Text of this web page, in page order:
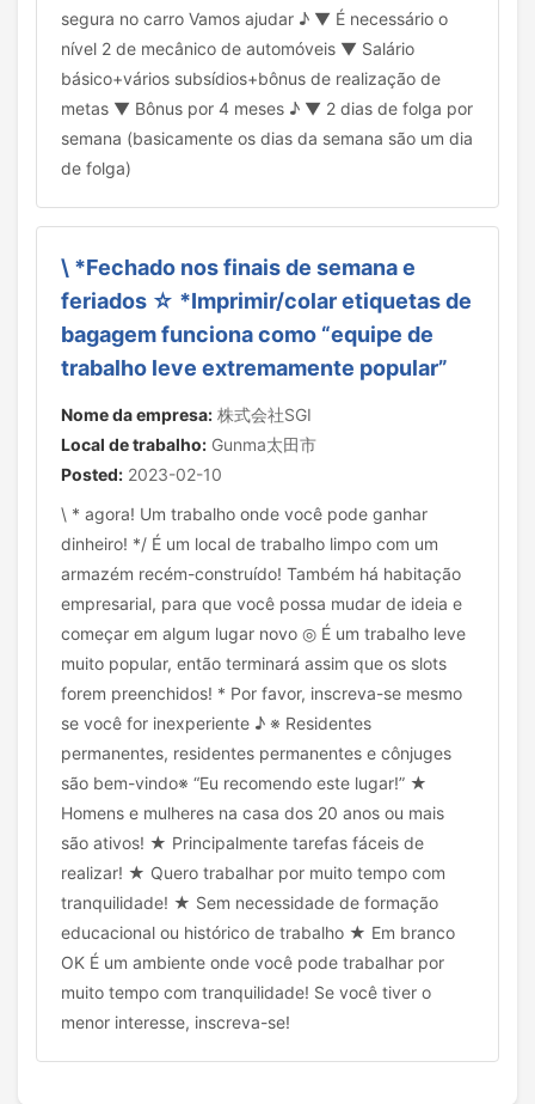
segura no carro Vamos ajudar ♪ ▼ É necessário o
nível 2 de mecânico de automóveis ▼ Salário
básico+vários subsídios+bônus de realização de
metas ▼ Bônus por 4 meses ♪ ▼ 2 dias de folga por
semana (basicamente os dias da semana são um dia
de folga)
\ *Fechado nos finais de semana e
feriados ☆ *Imprimir/colar etiquetas de
bagagem funciona como “equipe de
trabalho leve extremamente popular”
Nome da empresa: 株式会社SGI
Local de trabalho: Gunma太田市
Posted: 2023-02-10
\ * agora! Um trabalho onde você pode ganhar
dinheiro! */ É um local de trabalho limpo com um
armazém recém-construído! Também há habitação
empresarial, para que você possa mudar de ideia e
começar em algum lugar novo ◎ É um trabalho leve
muito popular, então terminará assim que os slots
forem preenchidos! * Por favor, inscreva-se mesmo
se você for inexperiente ♪ ※ Residentes
permanentes, residentes permanentes e cônjuges
são bem-vindo※ “Eu recomendo este lugar!” ★
Homens e mulheres na casa dos 20 anos ou mais
são ativos! ★ Principalmente tarefas fáceis de
realizar! ★ Quero trabalhar por muito tempo com
tranquilidade! ★ Sem necessidade de formação
educacional ou histórico de trabalho ★ Em branco
OK É um ambiente onde você pode trabalhar por
muito tempo com tranquilidade! Se você tiver o
menor interesse, inscreva-se!